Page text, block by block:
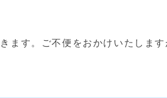
す。ご不便をおかけいたしま